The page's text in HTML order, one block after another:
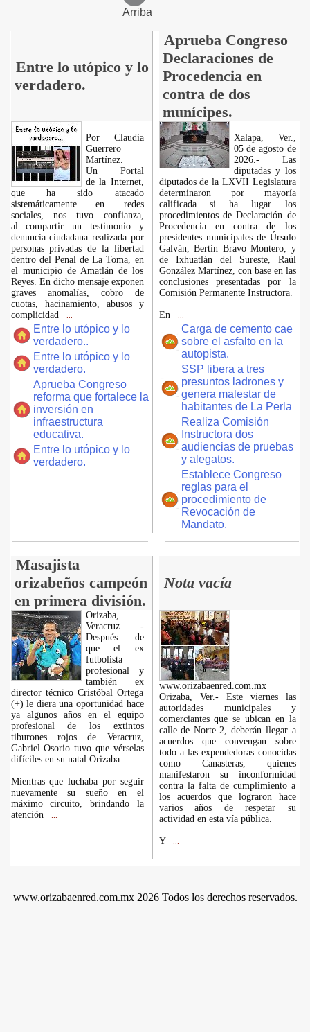
Arriba
Entre lo utópico y lo
verdadero.
Aprueba Congreso
Declaraciones de
Procedencia en
contra de dos
munícipes.
Por Claudia
Guerrero
Martínez.
​Un Portal
de la Internet,
que ha sido atacado
sistemáticamente en redes
sociales, nos tuvo confianza,
al compartir un testimonio y
denuncia ciudadana realizada por
personas privadas de la libertad
dentro del Penal de La Toma, en
el municipio de Amatlán de los
Reyes. En dicho mensaje exponen
graves anomalías, cobro de
cuotas, hacinamiento, abusos y
complicidad
Entre lo utópico y lo
verdadero..
Entre lo utópico y lo
verdadero.
Aprueba Congreso
reforma que fortalece la
inversión en
infraestructura
educativa.
Entre lo utópico y lo
verdadero.
Xalapa, Ver.,
05 de agosto de
2026.- Las
diputadas y los
diputados de la LXVII Legislatura
determinaron por mayoría
calificada si ha lugar los
procedimientos de Declaración de
Procedencia en contra de los
presidentes municipales de Úrsulo
Galván, Bertín Bravo Montero, y
de Ixhuatlán del Sureste, Raúl
González Martínez, con base en las
conclusiones presentadas por la
Comisión Permanente Instructora.
En
Carga de cemento cae
sobre el asfalto en la
autopista.
SSP libera a tres
presuntos ladrones y
genera malestar de
habitantes de La Perla
Realiza Comisión
Instructora dos
audiencias de pruebas
y alegatos.
Establece Congreso
reglas para el
procedimiento de
Revocación de
Mandato.
Masajista
orizabeños campeón
en primera división.
Nota vacía
Orizaba,
Veracruz. -
Después de
que el ex
futbolista
profesional y
también ex
director técnico Cristóbal Ortega
(+) le diera una oportunidad hace
ya algunos años en el equipo
profesional de los extintos
tiburones rojos de Veracruz,
Gabriel Osorio tuvo que vérselas
difíciles en su natal Orizaba.
Mientras que luchaba por seguir
nuevamente su sueño en el
máximo circuito, brindando la
atención
www.orizabaenred.com.mx
Orizaba, Ver.- Este viernes las
autoridades municipales y
comerciantes que se ubican en la
calle de Norte 2, deberán llegar a
acuerdos que convengan sobre
todo a las expendedoras conocidas
como Canasteras, quienes
manifestaron su inconformidad
contra la falta de cumplimiento a
los acuerdos que lograron hace
varios años de respetar su
actividad en esta vía pública.
Y
www.orizabaenred.com.mx 2026 Todos los derechos reservados.